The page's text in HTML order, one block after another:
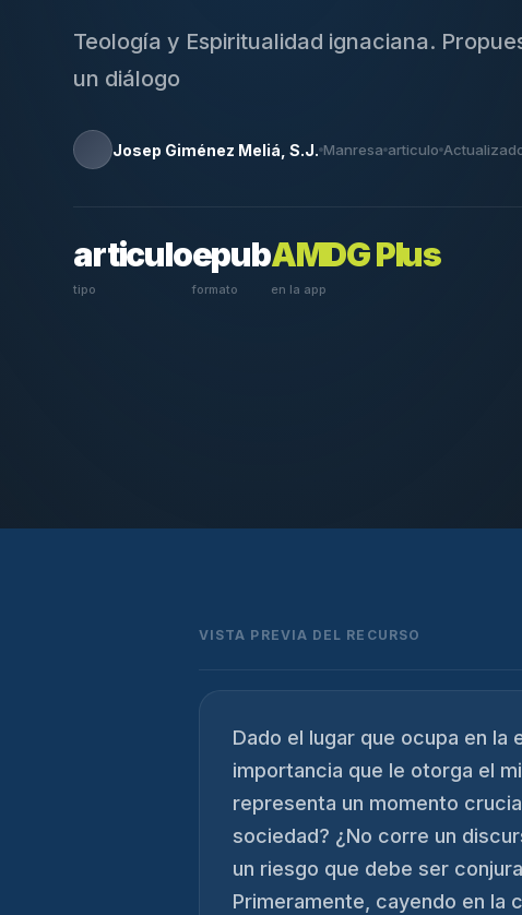
Teología y Espiritualidad ignaciana.
un diálogo
Josep Giménez Meliá, S.J. Manresa articulo
articulo
tipo
epub
formato
AMDG Plus
en la app
VISTA PREVIA DEL RECURSO
Dado el lugar que ocupa en
importancia que le otorga el
representa un momento
sociedad? ¿No corre un
un riesgo que debe ser
Primeramente, cayendo en la